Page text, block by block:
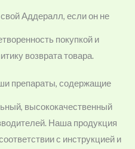
Аддералл, если он не
покупкой и
возврата товара.
препараты, содержащие
высококачественный
Наша продукция
с инструкцией и